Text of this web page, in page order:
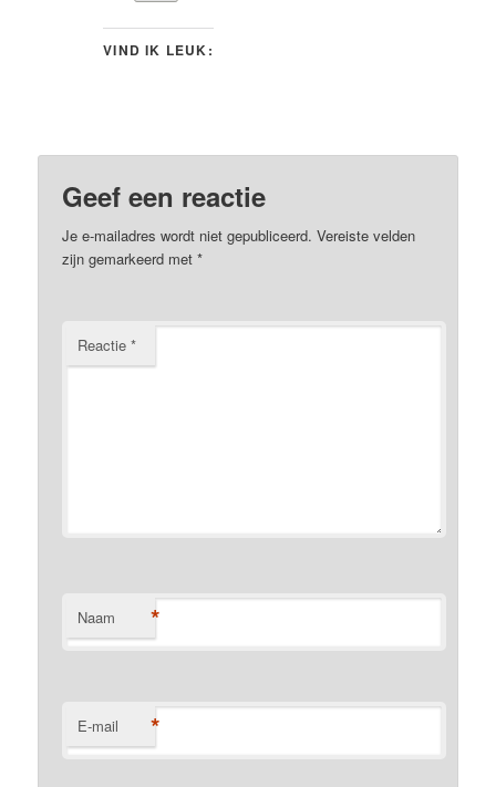
VIND IK LEUK:
Geef een reactie
Je e-mailadres wordt niet gepubliceerd. Vereiste velden
zijn gemarkeerd met*
Reactie*
Naam *
E-mail *